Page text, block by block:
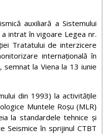
auxiliară a Sistemului
intrat în vigoare Legea nr.
Tratatului de interzicere
internaţională în
la Viena la 13 iunie
din 1993) la activităţile
Muntele Roşu (MLR)
la standardele tehnice şi
Seismice în sprijinul CTBT